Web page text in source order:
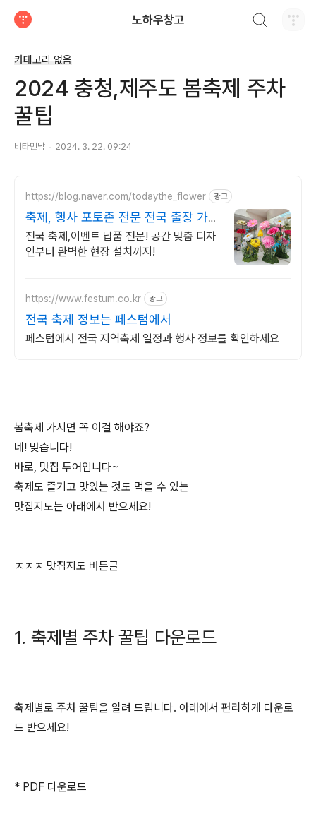
노하우창고
카테고리 없음
2024 충청,제주도 봄축제 주차
꿀팁
비타민남 2024. 3. 22. 09:24
https://blog.naver.com/todaythe_flower 광고
축제, 행사 포토존 전문 전국 출장 가능
클래스 모집
전국 축제,이벤트 납품 전문! 공간 맞춤 디자
인부터 완벽한 현장 설치까지!
https://www.festum.co.kr 광고
전국 축제 정보는 페스텀에서
페스텀에서 전국 지역축제 일정과 행사 정보를 확인하세요
봄축제 가시면 꼭 이걸 해야죠?
네! 맞습니다!
바로, 맛집 투어입니다~
축제도 즐기고 맛있는 것도 먹을 수 있는
맛집지도는 아래에서 받으세요!
ㅈㅈㅈ 맛집지도 버튼글
1. 축제별 주차 꿀팁 다운로드
축제별로 주차 꿀팁을 알려 드립니다. 아래에서 편리하게 다운로
드 받으세요!
* PDF 다운로드